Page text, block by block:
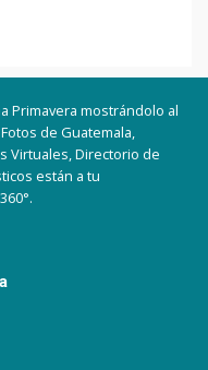
Primavera mostrándolo al
de Guatemala,
Virtuales, Directorio de
están a tu